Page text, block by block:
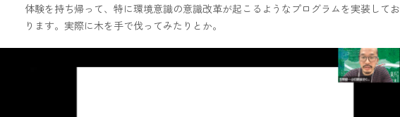
体験を持ち帰って、特に環境意識の意識改革が起こるようなプログラムを実装してお
ります。実際に木を手で伐ってみたりとか。